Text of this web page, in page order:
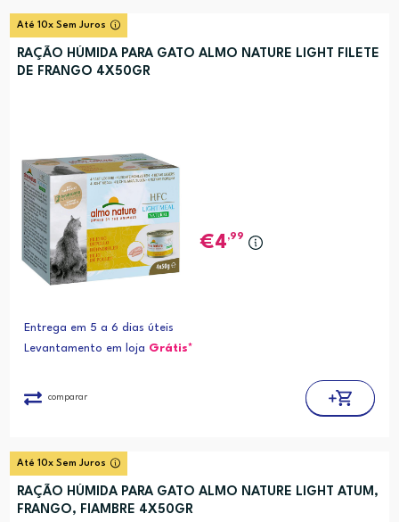
Até 10x Sem Juros
RAÇÃO HÚMIDA PARA GATO ALMO NATURE LIGHT FILETE
DE FRANGO 4X50GR
4,99
Entrega em 5 a 6 dias úteis
Levantamento em loja Grátis*
comparar
Até 10x Sem Juros
RAÇÃO HÚMIDA PARA GATO ALMO NATURE LIGHT ATUM,
FRANGO, FIAMBRE 4X50GR